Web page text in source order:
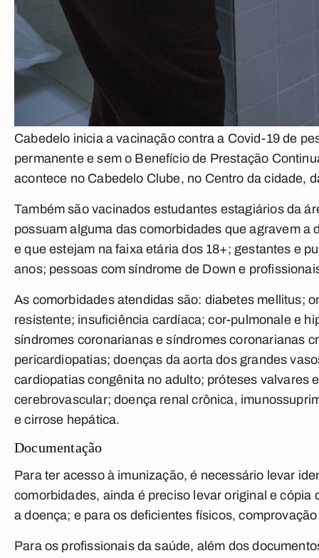
Cabedelo inicia a vacinação contra a Covid-19 de
permanente e sem o Benefício de Prestação
acontece no Cabedelo Clube, no Centro da cidade,
Também são vacinados estudantes estagiários da
possuam alguma das comorbidades que agravem
e que estejam na faixa etária dos 18+; gestantes e
anos; pessoas com síndrome de Down e
As comorbidades atendidas são: diabetes mellitus;
resistente; insuficiência cardíaca; cor-pulmonale e
síndromes coronarianas e síndromes coronarianas
pericardiopatias; doenças da aorta dos grandes
cardiopatias congênita no adulto; próteses valvares
cerebrovascular; doença renal crônica,
e cirrose hepática.
Documentação
Para ter acesso à imunização, é necessário levar
comorbidades, ainda é preciso levar original e
a doença; e para os deficientes físicos,
Para os profissionais da saúde, além dos